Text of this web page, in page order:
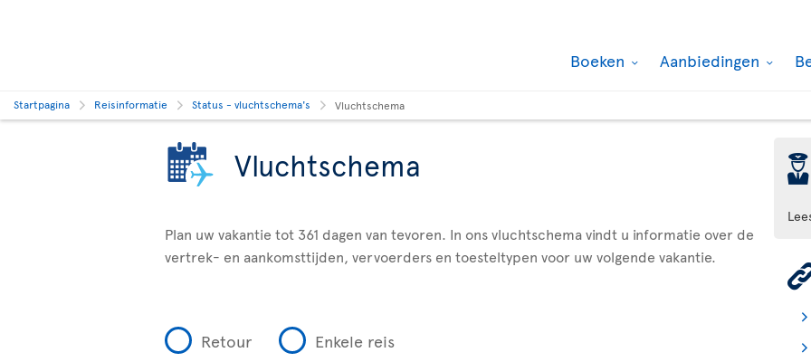
Boeken Aanbiedingen
Startpagina Reisinformatie Status - vluchtschema's Vluchtschema
Vluchtschema
Plan uw vakantie tot 361 dagen van tevoren. In ons vluchtschema vindt u informatie over de
vertrek- en aankomsttijden, vervoerders en toesteltypen voor uw volgende vakantie.
Retour Enkele reis
þ